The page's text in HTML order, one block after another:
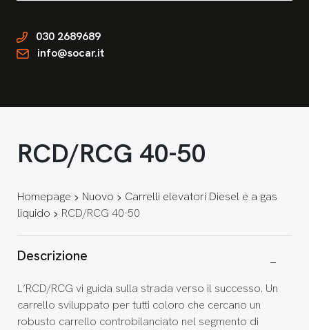
030 2689689
info@socar.it
RCD/RCG 40-50
Homepage Nuovo
Carrelli elevatori Diesel e a gas
liquido
RCD/RCG 40-50
Descrizione
L’RCD/RCG vi guida sulla strada verso il successo. Un
carrello sviluppato per tutti coloro che cercano un
robusto carrello controbilanciato nel segmento di